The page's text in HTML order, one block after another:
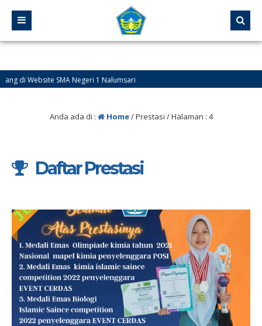
SMA Negeri 1 Nalumsari
Anda ada di : Home/Prestasi / Halaman : 4
Daftar Prestasi